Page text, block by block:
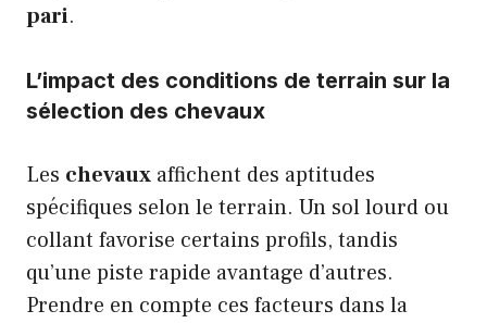
pari.
L’impact des conditions de terrain sur la
sélection des chevaux
Les chevaux affichent des aptitudes
spécifiques selon le terrain. Un sol lourd ou
collant favorise certains profils, tandis
qu’une piste rapide avantage d’autres.
Prendre en compte ces facteurs dans la